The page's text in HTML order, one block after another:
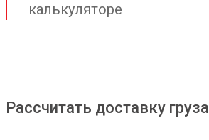
калькуляторе
Рассчитать доставку груза